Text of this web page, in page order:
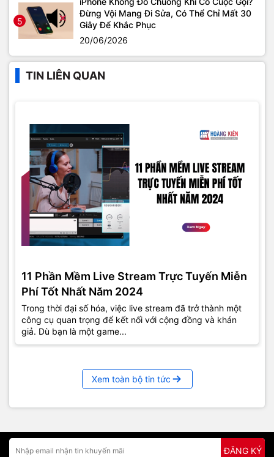
5
Đừng Vội Mang Đi Sửa, Có Thể Chỉ Mất 30
Giây Để Khắc Phục
20/06/2026
TIN LIÊN QUAN
11 Phần Mềm Live Stream Trực Tuyến Miễn
Phí Tốt Nhất Năm 2024
Trong thời đại số hóa, việc live stream đã trở thành một
công cụ quan trọng để kết nối với cộng đồng và khán
giả. Dù bạn là một game...
Xem toàn bộ tin tức
ĐĂNG KÝ